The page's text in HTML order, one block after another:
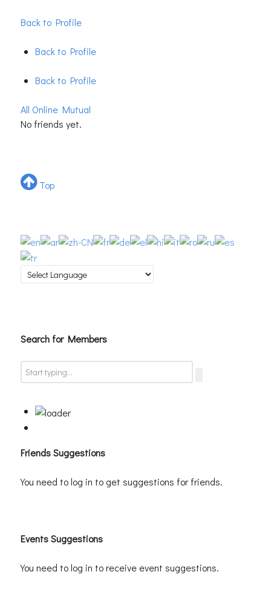
Back to Profile
Back to Profile
Back to Profile
All Online Mutual
No friends yet.
Top
Search for Members
Friends Suggestions
You need to log in to get suggestions for friends.
Events Suggestions
You need to log in to receive event suggestions.